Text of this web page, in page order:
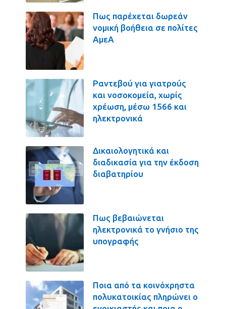
Πως παρέχεται δωρεάν
νομική βοήθεια σε πολίτες
ΑμεΑ
Ραντεβού για γιατρούς
και νοσοκομεία, χωρίς
χρέωση, μέσω 1566 και
ηλεκτρονικά
Δικαιολογητικά και
διαδικασία για την έκδοση
διαβατηρίου
Πως βεβαιώνεται
ηλεκτρονικά το γνήσιο της
υπογραφής
Ποια από τα κοινόχρηστα
πολυκατοικίας πληρώνει ο